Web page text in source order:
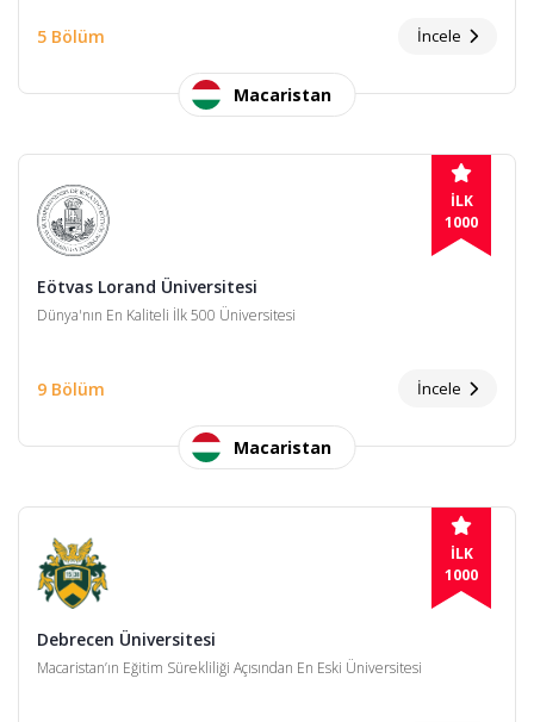
5 Bölüm İncele
Macaristan
İLK
1000
Eötvas Lorand Üniversitesi
Dünya'nın En Kaliteli İlk 500 Üniversitesi
9 Bölüm İncele
Macaristan
İLK
1000
Debrecen Üniversitesi
Macaristan’ın Eğitim Sürekliliği Açısından En Eski Üniversitesi